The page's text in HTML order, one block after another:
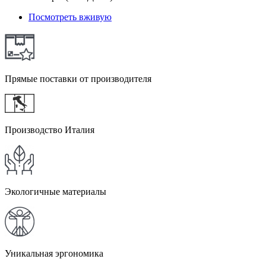
Посмотреть вживую
Прямые поставки от производителя
Производство Италия
Экологичные материалы
Уникальная эргономика